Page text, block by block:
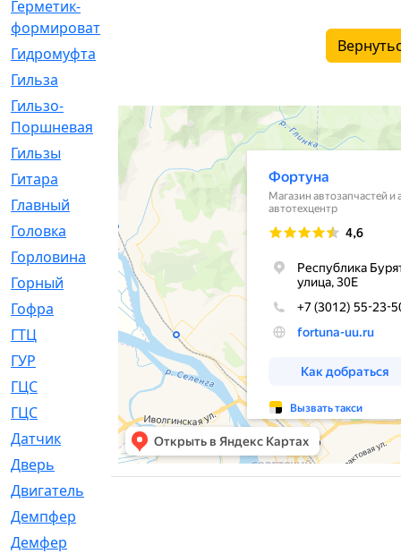
Герметик-
формирователь
Гидромуфта
Гильза
Гильзо-
Поршневая
[13]
Гильзы
[259]
Гитара
[7]
Главный
[29]
Головка
Горловина
[14]
Горный
[1]
Гофра
[86]
ГТЦ
[96]
ГУР
[34]
ГЦC
ГЦС
[74]
Датчик
[969]
Дверь
[249]
Двигатель
Демпфер
Демфер